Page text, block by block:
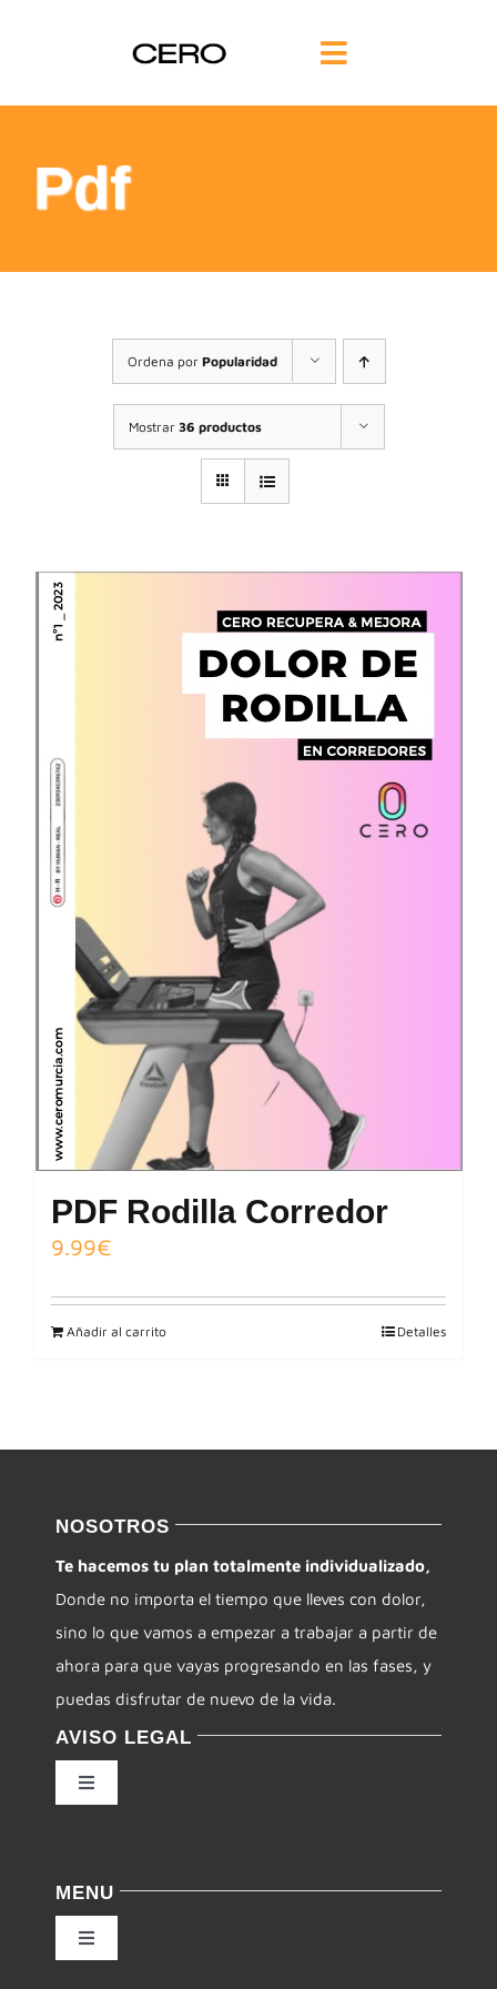
Toggle
Navigation
FILOSOFÍA
TE AYUDAMOS
FORMACIÓN
COMUNIDAD
CONTACTO
Pdf
Ordena por Popularidad
Mostrar 36 productos
PDF Rodilla Corredor
9.99€
Añadir al carrito Detalles
NOSOTROS
Te hacemos tu plan totalmente individualizado,
Donde no importa el tiempo que lleves con dolor,
sino lo que vamos a empezar a trabajar a partir de
ahora para que vayas progresando en las fases, y
puedas disfrutar de nuevo de la vida.
AVISO LEGAL
Toggle
Navigation
Condiciones de uso
MENU
Toggle
Navigation